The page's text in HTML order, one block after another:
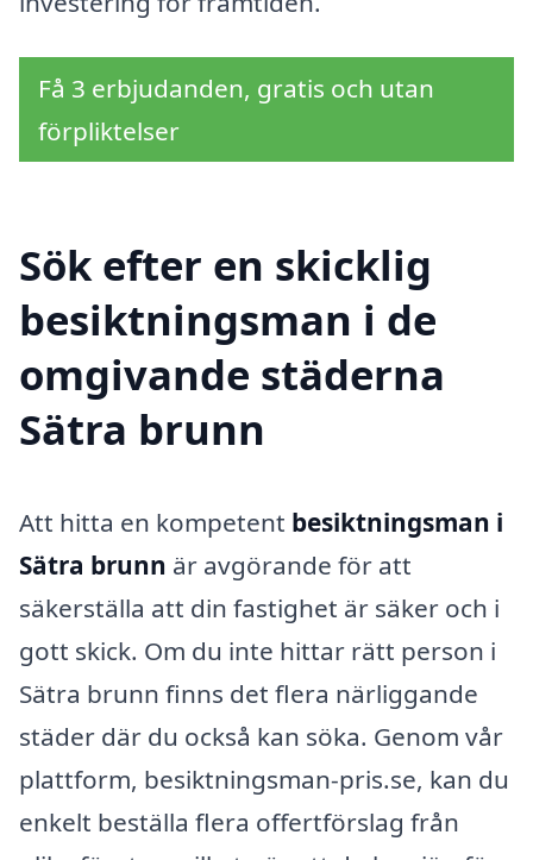
Få 3 erbjudanden, gratis och utan
förpliktelser
Sök efter en skicklig
besiktningsman i de
omgivande städerna
Sätra brunn
Att hitta en kompetent besiktningsman i
Sätra brunn är avgörande för att
säkerställa att din fastighet är säker och i
gott skick. Om du inte hittar rätt person i
Sätra brunn finns det flera närliggande
städer där du också kan söka. Genom vår
plattform, besiktningsman-pris.se, kan du
enkelt beställa flera offertförslag från